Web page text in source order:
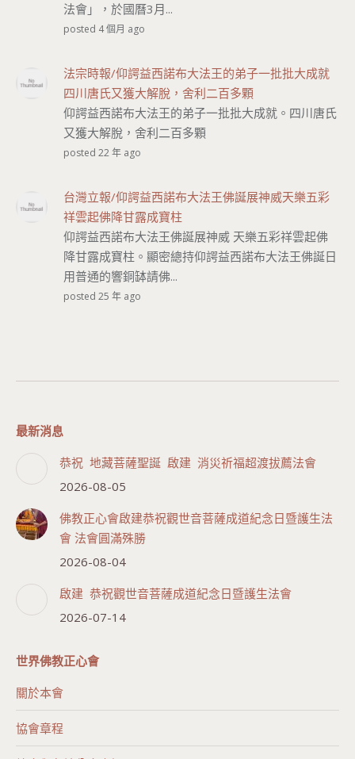
法會」，於國曆3月...
posted 4 個月 ago
法宗時報/仰諤益西諾布大法王的弟子一批批大成就
四川唐氏又獲大解脫，舍利二百多顆
仰諤益西諾布大法王的弟子一批批大成就。四川唐氏
又獲大解脫，舍利二百多顆
posted 22 年 ago
台灣立報/仰諤益西諾布大法王佛誕展神威天樂五彩
祥雲起佛降甘露成寶柱
仰諤益西諾布大法王佛誕展神威 天樂五彩祥雲起佛
降甘露成寶柱。顯密總持仰諤益西諾布大法王佛誕日
用普通的響銅缽請佛...
posted 25 年 ago
最新消息
恭祝 地藏菩薩聖誕 啟建 消災祈福超渡拔薦法會
2026-08-05
佛教正心會啟建恭祝觀世音菩薩成道紀念日暨護生法
會 法會圓滿殊勝
2026-08-04
啟建 恭祝觀世音菩薩成道紀念日暨護生法會
2026-07-14
世界佛教正心會
關於本會
協會章程